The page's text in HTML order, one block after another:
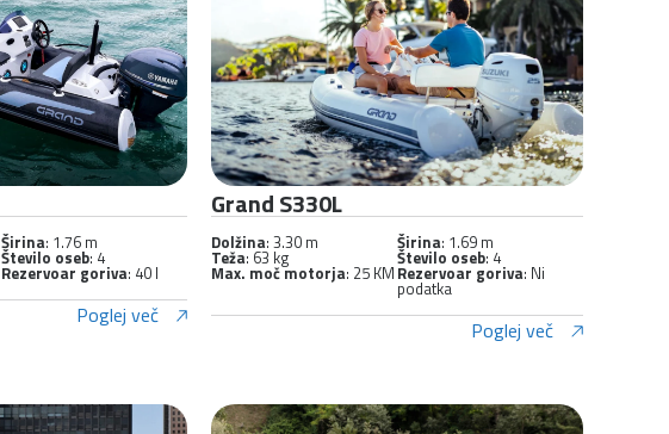
Širina: 1.76 m
Število oseb: 4
Rezervoar goriva: 40 l
Poglej več
Grand S330L
Dolžina: 3.30 m Širina: 1.69 m
Teža: 63 kg Število oseb: 4
Max. moč motorja: 25 KM Rezervoar goriva: Ni
podatka
Poglej več